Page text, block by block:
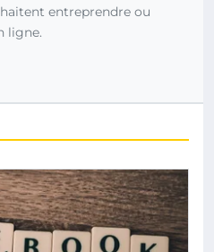
entreprendre ou
ligne.